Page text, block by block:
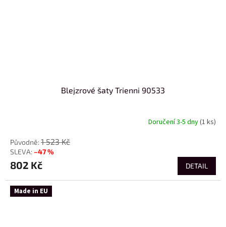
Blejzrové šaty Trienni 90533
Doručení 3-5 dny(1 ks)
1 523 Kč
–47 %
802 Kč DETAIL
Made in EU